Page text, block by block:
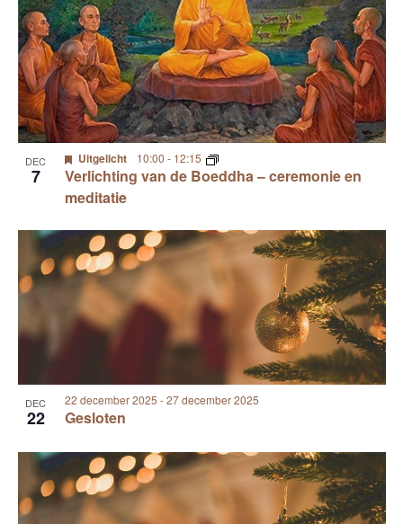
DEC
7
Verlichting van de Boeddha – ceremonie en
meditatie
Uitgelicht 10:00 - 12:15
DEC
22 Gesloten
22 december 2025 -27 december 2025